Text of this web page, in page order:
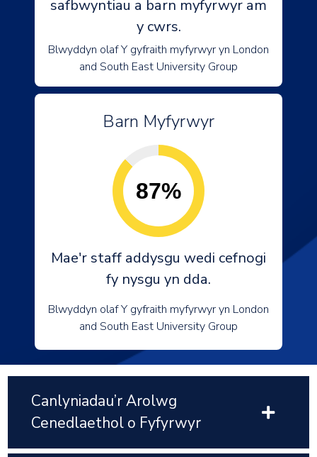
safbwyntiau a barn myfyrwyr am
y cwrs.
Blwyddyn olaf Y gyfraith myfyrwyr yn London
and South East University Group
Barn Myfyrwyr
87%
Mae'r staff addysgu wedi cefnogi
fy nysgu yn dda.
Blwyddyn olaf Y gyfraith myfyrwyr yn London
and South East University Group
Canlyniadau’r Arolwg
Cenedlaethol o Fyfyrwyr